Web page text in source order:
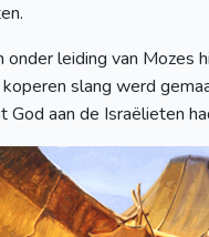
onder leiding van
slang werd
aan de Israëlieten